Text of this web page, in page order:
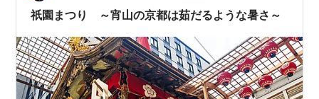
祇園まつり ～宵山の京都は茹だるような暑さ～